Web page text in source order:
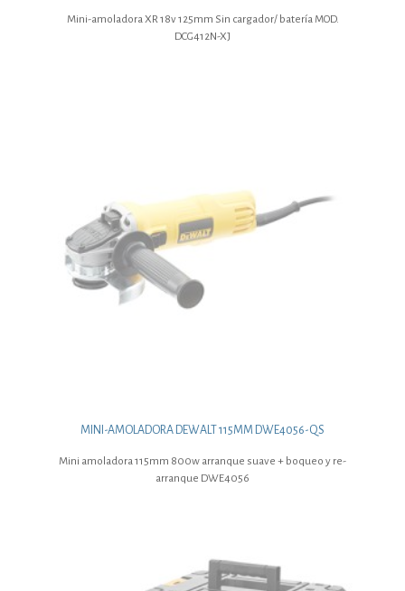
Mini-amoladora XR 18v 125mm Sin cargador/ batería MOD.
DCG412N-XJ
MINI-AMOLADORA DEWALT 115MM DWE4056-QS
Mini amoladora 115mm 800w arranque suave + boqueo y re-
arranque DWE4056